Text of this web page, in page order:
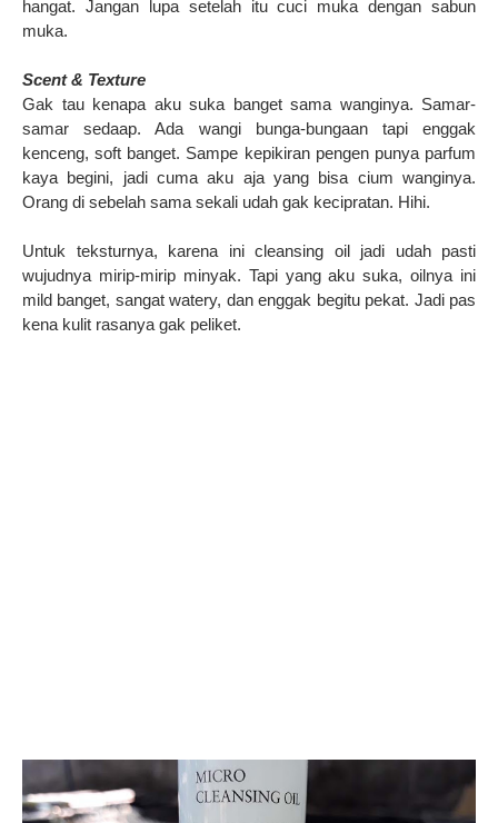
hangat. Jangan lupa setelah itu cuci muka dengan sabun
muka.
Scent & Texture
Gak tau kenapa aku suka banget sama wanginya. Samar-
samar sedaap. Ada wangi bunga-bungaan tapi enggak
kenceng, soft banget. Sampe kepikiran pengen punya parfum
kaya begini, jadi cuma aku aja yang bisa cium wanginya.
Orang di sebelah sama sekali udah gak kecipratan. Hihi.
Untuk teksturnya, karena ini cleansing oil jadi udah pasti
wujudnya mirip-mirip minyak. Tapi yang aku suka, oilnya ini
mild banget, sangat watery, dan enggak begitu pekat. Jadi pas
kena kulit rasanya gak peliket.